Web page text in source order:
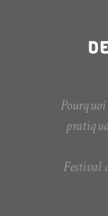
Festival